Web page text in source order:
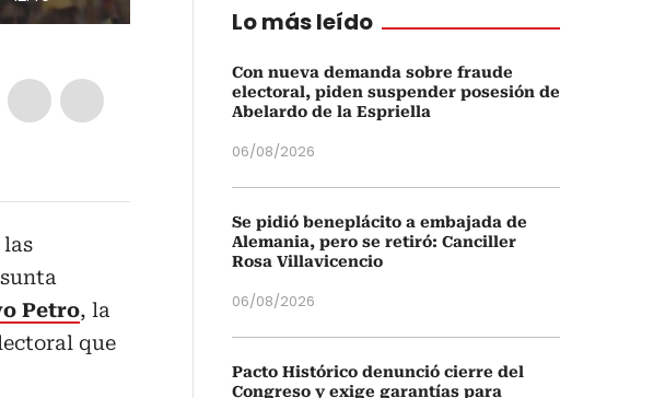
las
Petro, la
que
Lo más leído
Con nueva demanda sobre fraude
electoral, piden suspender posesión de
Abelardo de la Espriella
06/08/2026
Se pidió beneplácito a embajada de
Alemania, pero se retiró: Canciller
Rosa Villavicencio
06/08/2026
Pacto Histórico denunció cierre del
Congreso y exige garantías para